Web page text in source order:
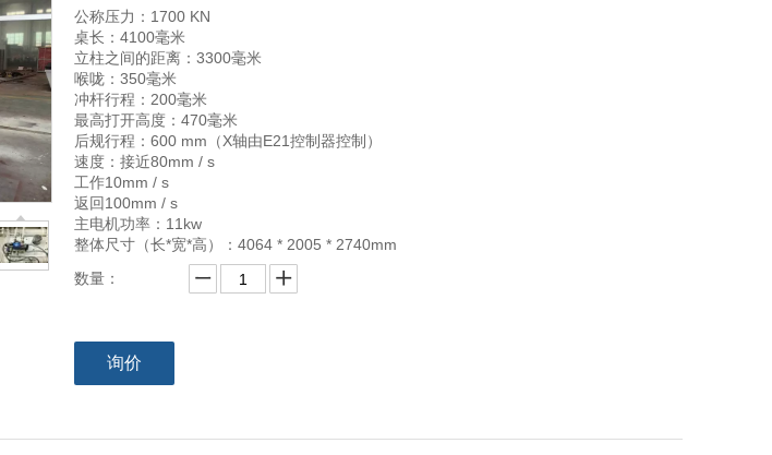
公称压力：1700 KN
桌长：4100毫米
立柱之间的距离：3300毫米
喉咙：350毫米
冲杆行程：200毫米
最高打开高度：470毫米
后规行程：600 mm（X轴由E21控制器控制）
速度：接近80mm / s
工作10mm / s
返回100mm / s
主电机功率：11kw
整体尺寸（长*宽*高）：4064 * 2005 * 2740mm
数量：
询价